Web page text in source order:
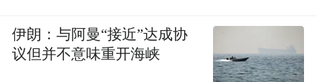
伊朗：与阿曼“接近”达成协
议但并不意味重开海峡